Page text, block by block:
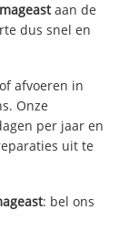
aan de
dus snel en
afvoeren in
Onze
per jaar en
uit te
: bel ons